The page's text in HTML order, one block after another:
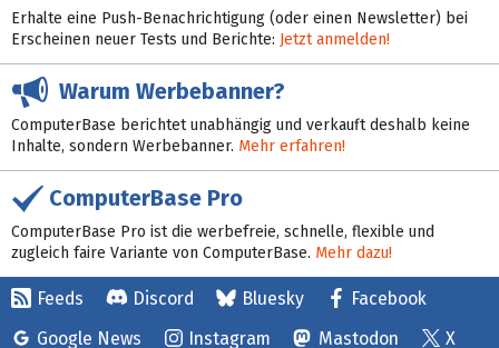
Erhalte eine Push-Benachrichtigung (oder einen Newsletter) bei
Erscheinen neuer Tests und Berichte: Jetzt anmelden!
Warum Werbebanner?
ComputerBase berichtet unabhängig und verkauft deshalb keine
Inhalte, sondern Werbebanner. Mehr erfahren!
ComputerBase Pro
ComputerBase Pro ist die werbefreie, schnelle, flexible und
zugleich faire Variante von ComputerBase. Mehr dazu!
Feeds Discord Bluesky
Facebook
Google News
Instagram Mastodon X